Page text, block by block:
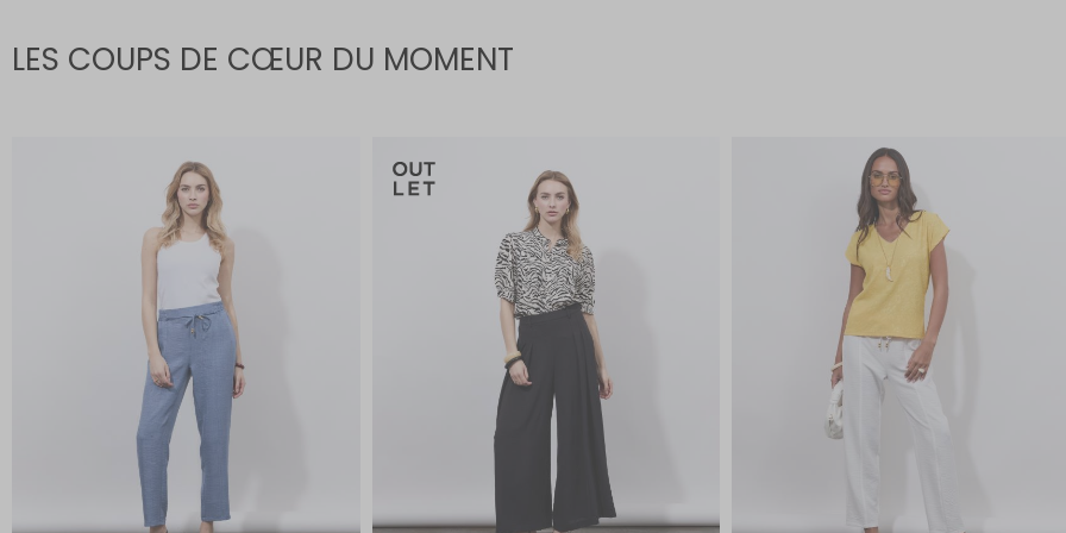
LES COUPS DE CŒUR DU MOMENT